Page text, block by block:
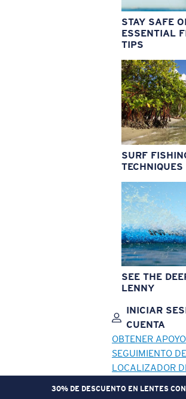
STAY SAFE
ESSENTIAL
TIPS
SURF
TECHNIQUES
SEE THE
LENNY
INICIAR
CUENTA
OBTENER APOYO
SEGUIMIENTO
LOCALIZADOR
30% DE DESCUENTO EN LENTES